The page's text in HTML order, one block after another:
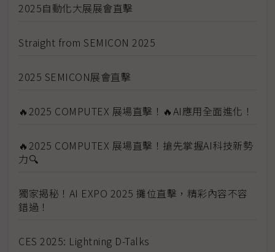
2025自動化大展展會直擊
Straight from SEMICON 2025
2025 SEMICON展會直擊
🔥2025 COMPUTEX 展場直擊！🔥AI應用全面進化！
🔥2025 COMPUTEX 展場直擊！搶先掌握AI科技新勢
力🔍
獨家揭秘！AI EXPO 2025 攤位直擊，精彩內容不容
錯過！
CES 2025: Lightning D-Talks